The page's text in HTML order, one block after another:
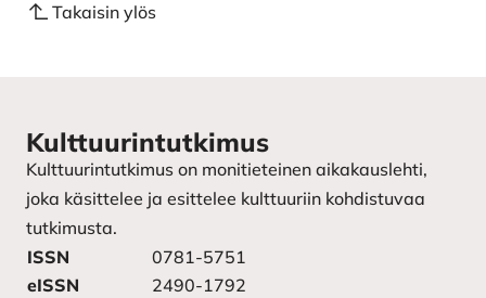
Takaisin ylös
Kulttuurintutkimus
Kulttuurintutkimus on monitieteinen aikakauslehti,
joka käsittelee ja esittelee kulttuuriin kohdistuvaa
tutkimusta.
ISSN
0781-5751
eISSN
2490-1792